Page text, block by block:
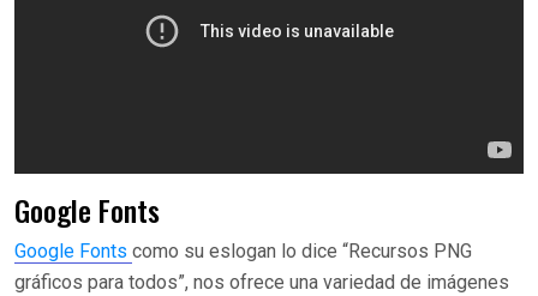
Google Fonts
Google Fonts como su eslogan lo dice “Recursos PNG
gráficos para todos”, nos ofrece una variedad de imágenes